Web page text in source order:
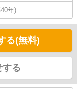
年)
る(無料)
する